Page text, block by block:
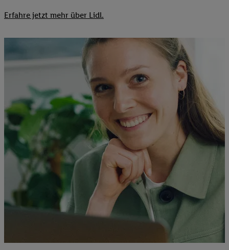
Erfahre jetzt mehr über Lidl.